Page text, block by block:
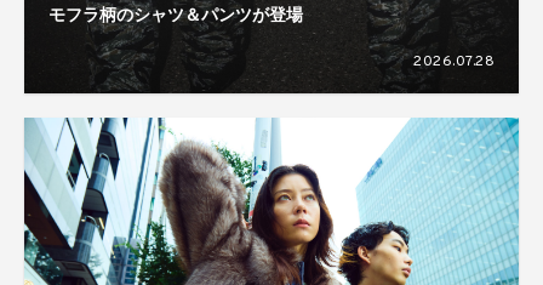
モフラ柄のシャツ＆パンツが登場
2026.07.28